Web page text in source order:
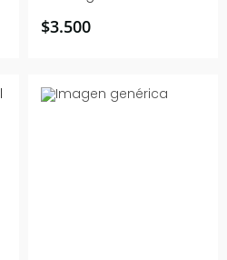
$3.500